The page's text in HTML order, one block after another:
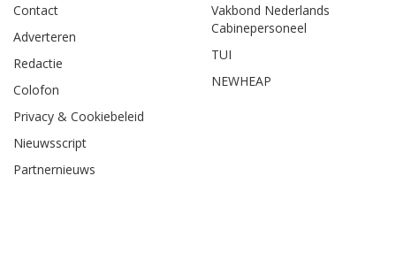
Contact
Adverteren
Redactie
Colofon
Privacy & Cookiebeleid
Nieuwsscript
Partnernieuws
Vakbond Nederlands
Cabinepersoneel
TUI
NEWHEAP